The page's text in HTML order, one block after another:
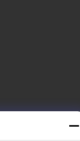
গুয়াংডং প্রদেশ, চীন